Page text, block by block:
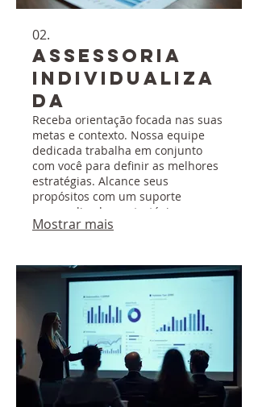
02.
Assessoria
Individualiza
da
Receba orientação focada nas suas
metas e contexto. Nossa equipe
dedicada trabalha em conjunto
com você para definir as melhores
estratégias. Alcance seus
propósitos com um suporte
personalizado e estratégico.
Mostrar mais